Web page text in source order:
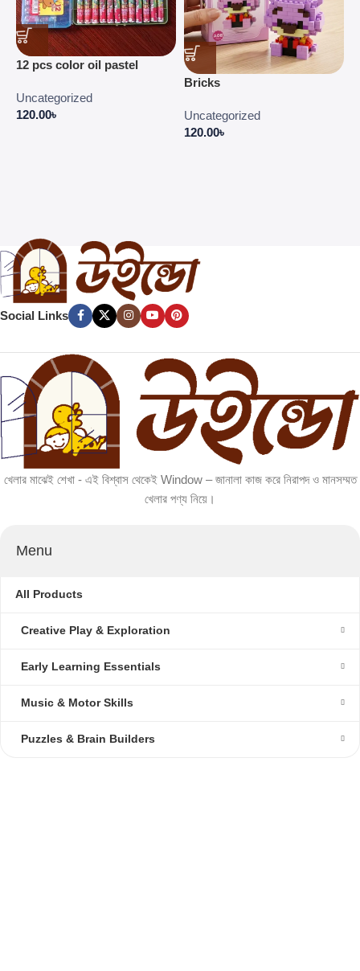
12 pcs color oil pastel
Uncategorized
120.00৳
Bricks
Uncategorized
120.00৳
Social Links
খেলার মাঝেই শেখা - এই বিশ্বাস থেকেই Window – জানালা কাজ করে নিরাপদ ও মানসম্মত
খেলার পণ্য নিয়ে।
Menu
All Products
Creative Play & Exploration
Early Learning Essentials
Music & Motor Skills
Puzzles & Brain Builders